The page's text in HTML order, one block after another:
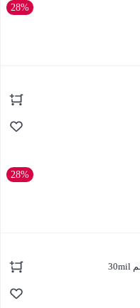
28%
28%